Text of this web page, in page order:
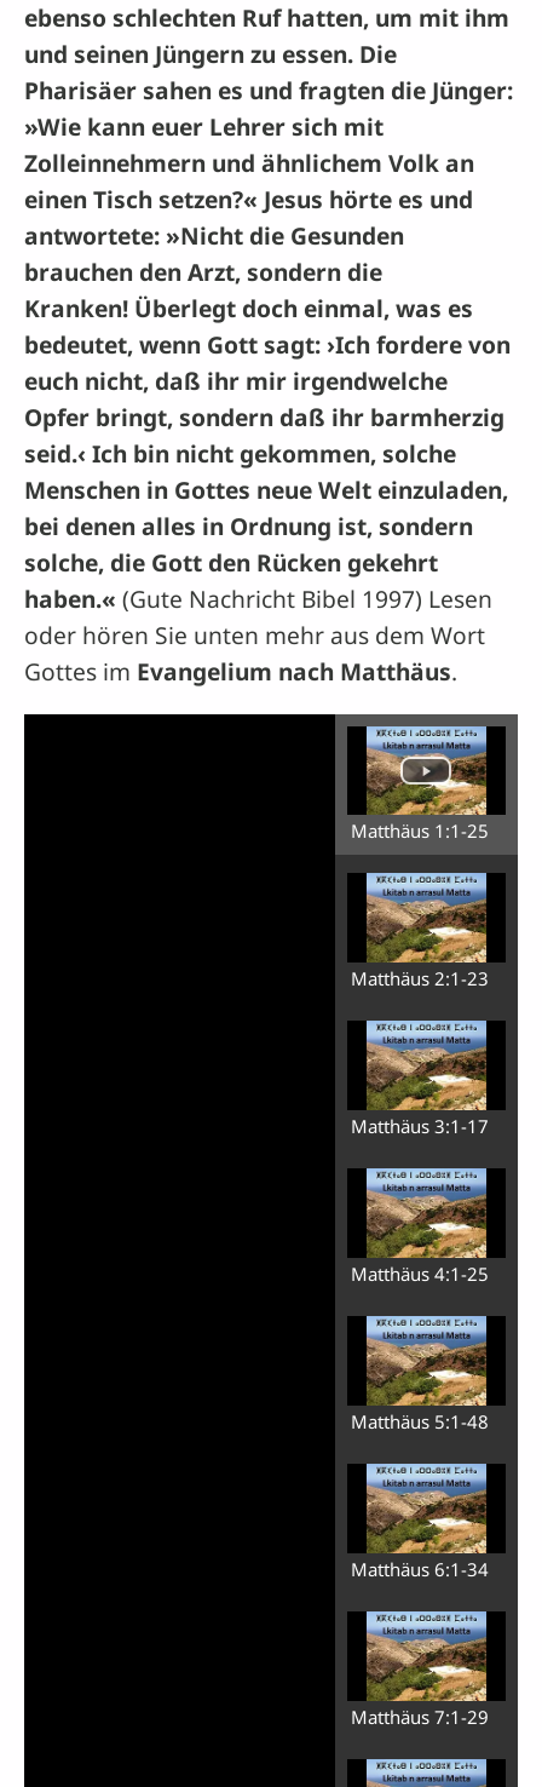
ebenso schlechten Ruf hatten, um mit ihm
und seinen Jüngern zu essen. Die
Pharisäer sahen es und fragten die Jünger:
»Wie kann euer Lehrer sich mit
Zolleinnehmern und ähnlichem Volk an
einen Tisch setzen?« Jesus hörte es und
antwortete: »Nicht die Gesunden
brauchen den Arzt, sondern die
Kranken! Überlegt doch einmal, was es
bedeutet, wenn Gott sagt: ›Ich fordere von
euch nicht, daß ihr mir irgendwelche
Opfer bringt, sondern daß ihr barmherzig
seid.‹ Ich bin nicht gekommen, solche
Menschen in Gottes neue Welt einzuladen,
bei denen alles in Ordnung ist, sondern
solche, die Gott den Rücken gekehrt
haben.« (Gute Nachricht Bibel 1997) Lesen
oder hören Sie unten mehr aus dem Wort
Gottes im Evangelium nach Matthäus.
Matthäus 1:1-25
Matthäus 2:1-23
Matthäus 3:1-17
Matthäus 4:1-25
Matthäus 5:1-48
Matthäus 6:1-34
Matthäus 7:1-29